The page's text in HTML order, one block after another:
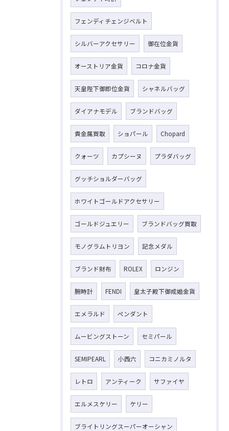
フェンディチェンジベルト
シルバーアクセサリー 御在位金貨
オーストリア金貨 コロナ金貨
天皇陛下御即位金貨 シャネルバッグ
ダイアナモデル ブランドバッグ
貴金属買取 ショパール Chopard
クォーツ カプシーヌ プラダバッグ
グッチショルダーバッグ
ホワイトゴールドアクセサリー
ゴールドジュエリー ブランドバッグ買取
モノグラムトリヨン 記念メダル
ブランド財布 ROLEX ロンジン
腕時計 FENDI 皇太子殿下御成婚金貨
エメラルド ペンダント
ムービングストーン セミパール
SEMIPEARL 小西六 コニカミノルタ
レトロ アンティーク サファイヤ
エルメスケリー ケリー
ブライトリングスーパーオーシャン